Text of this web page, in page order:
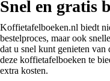
Snel en gratis
Koffietafelboeken.nl biedt
bestelproces, maar ook
dat u snel kunt genieten van
deze koffietafelboeken te
extra kosten.